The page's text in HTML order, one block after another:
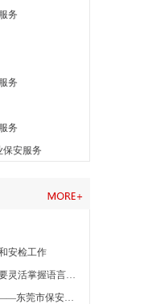
务
务
务
保安服务
安检工作
在保安工作中，保安员要灵活掌握语言技巧的运用
为经济“命脉”保驾护航——东莞市保安服务总公司东保押运有限公司管理工作侧记